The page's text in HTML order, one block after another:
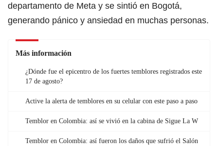
departamento de Meta y se sintió en Bogotá,
generando pánico y ansiedad en muchas personas.
Más información
¿Dónde fue el epicentro de los fuertes temblores registrados este
17 de agosto?
Active la alerta de temblores en su celular con este paso a paso
Temblor en Colombia: así se vivió en la cabina de Sigue La W
Temblor en Colombia: así fueron los daños que sufrió el Salón